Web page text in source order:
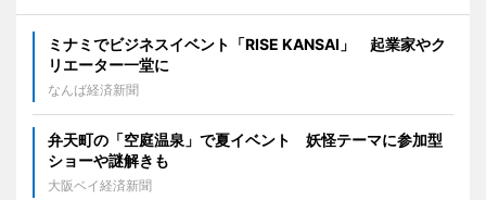
ミナミでビジネスイベント「RISE KANSAI」 起業家やク
リエーター一堂に
なんば経済新聞
弁天町の「空庭温泉」で夏イベント 妖怪テーマに参加型
ショーや謎解きも
大阪ベイ経済新聞